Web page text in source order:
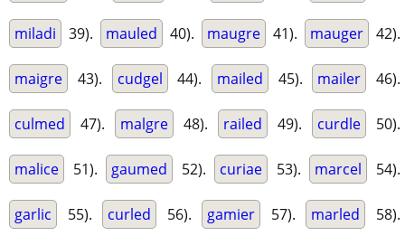
miladi 39). mauled 40). maugre 41). mauger 42).
maigre 43). cudgel 44). mailed 45). mailer 46).
culmed 47). malgre 48). railed 49). curdle 50).
malice 51). gaumed 52). curiae 53). marcel 54).
garlic 55). curled 56). gamier 57). marled 58).